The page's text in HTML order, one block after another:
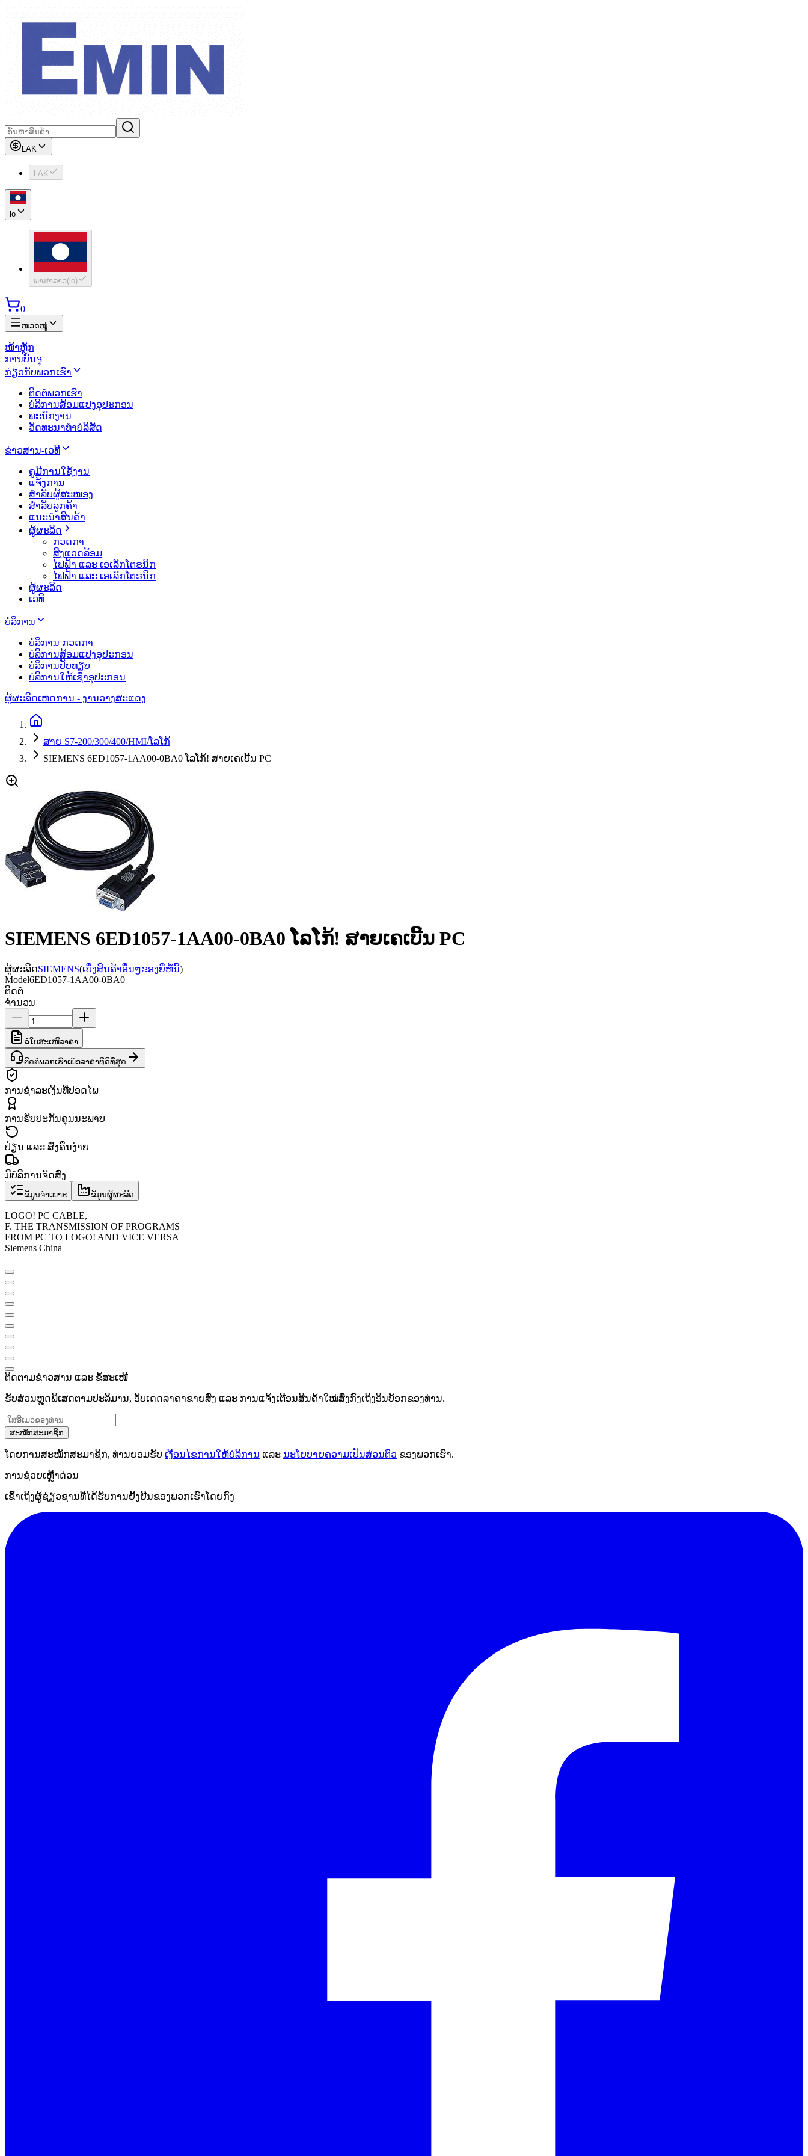
LAK
LAK
lo
ພາສາລາວ( lo)
0
ໝວດໝູ່
ໜ້າຫຼັກ
ການບັນຈຸ
ກ່ຽວກັບພວກເຮົາ
ຕິດຕໍ່ພວກເຮົາ
ບໍລິການສ້ອມແປງອຸປະກອນ
ພະນັກງານ
ວັດທະນາທຳບໍລິສັດ
ຂ່າວສານ-ເວທີ
ຄູມືການໃຊ້ງານ
ແຈ້ງການ
ສຳລັບຜູ້ສະໜອງ
ສຳລັບລູກຄ້າ
ແນະນຳສິນຄ້າ
ຜູ້ຜະລິດ
ກວດກາ
ສິງແວດລ້ອມ
ໄຟຟ້າ ແລະ ເອເລັກໂຕຣນິກ
ໄຟຟ້າ ແລະ ເອເລັກໂຕຣນິກ
ຜູ້ຜະລິດ
ເວທີ
ບໍລິການ
ບໍລິການ ກວດກາ
ບໍລິການສ້ອມແປງອຸປະກອນ
ບໍລິການປັບທຽບ
ບໍລິການໃຫ້ເຊົ່າອຸປະກອນ
ຜູ້ຜະລິດເຫດການ - ງານວາງສະແດງ
ສາຍ S7-200/300/400/HMI/ໂລໂກ້
SIEMENS 6ED1057-1AA00-0BA0 ໂລໂກ້! ສາຍເຄເບີ້ນ PC
SIEMENS 6ED1057-1AA00-0BA0 ໂລໂກ້! ສາຍເຄເບີ້ນ PC
ຜູ້ຜະລິດSIEMENS(ເບິ່ງສິນຄ້າອື່ນໆຂອງຍີ່ຫໍ້ນີ້)
Model6ED1057-1AA00-0BA0
ຕິດຕໍ່
ຈຳນວນ
ຂໍໃບສະເໜີລາຄາ
ຕິດຕໍ່ພວກເຮົາເພື່ອລາຄາທີ່ດີທີ່ສຸດ
ການຊຳລະເງິນທີ່ປອດໄພ
ການຮັບປະກັນຄຸນນະພາບ
ປ່ຽນ ແລະ ສົ່ງຄືນງ່າຍ
ມີບໍລິການຈັດສົ່ງ
ຂໍ້ມູນຈຳເພາະ ຂໍ້ມູນຜູ້ຜະລິດ
LOGO! PC CABLE,
F. THE TRANSMISSION OF PROGRAMS
FROM PC TO LOGO! AND VICE VERSA
Siemens China
ຕິດຕາມຂ່າວສານ ແລະ ຂໍ້ສະເໜີ
ຮັບສ່ວນຫຼຸດພິເສດຕາມປະລິມານ, ອັບເດດລາຄາຂາຍສົ່ງ ແລະ ການແຈ້ງເຕືອນສິນຄ້າໃໝ່ສົ່ງກົງເຖິງອິນບັອກຂອງທ່ານ.
ສະໝັກສະມາຊິກ
ໂດຍການສະໝັກສະມາຊິກ, ທ່ານຍອມຮັບ ເງື່ອນໄຂການໃຫ້ບໍລິການ ແລະ ນະໂຍບາຍຄວາມເປັນສ່ວນຕົວ ຂອງພວກເຮົາ.
ການຊ່ວຍເຫຼືໍາດ່ວນ
ເຂົ້າເຖິງຜູ້ຊ່ຽວຊານທີ່ໄດ້ຮັບການຢັ້ງຢືນຂອງພວກເຮົາໂດຍກົງ